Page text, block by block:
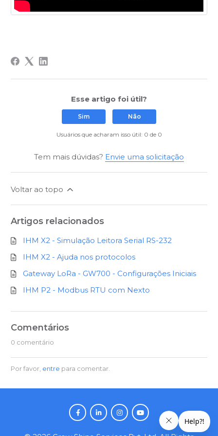
Esse artigo foi útil?
Sim Não
Usuários que acharam isso útil: 0 de 0
Tem mais dúvidas? Envie uma solicitação
Voltar ao topo
Artigos relacionados
IHM X2 - Simulação Leitora Serial RS-232
IHM X2 - Ajuda nos protocolos
Gateway LoRa - GW700 - Configurações Iniciais
IHM P2 - Modbus RTU com Nexto
Comentários
0 comentário
Por favor, entre para comentar.